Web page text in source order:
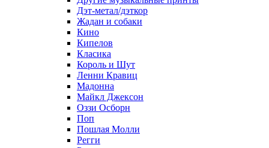
Дэт-метал/дэткор
Жадан и собаки
Кино
Кипелов
Класика
Король и Шут
Ленни Кравиц
Мадонна
Майкл Джексон
Оззи Осборн
Поп
Пошлая Молли
Регги